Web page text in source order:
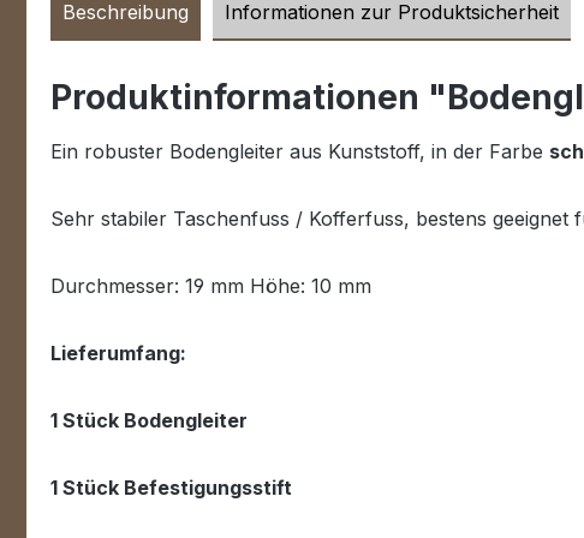
Beschreibung Informationen zur Produktsicherheit
Produktinformationen
Ein robuster Bodengleiter aus Kunststoff, in der Farbe
Sehr stabiler Taschenfuss / Kofferfuss, bestens geeignet
Durchmesser: 19 mm Höhe: 10 mm
Lieferumfang:
1 Stück Bodengleiter
1 Stück Befestigungsstift